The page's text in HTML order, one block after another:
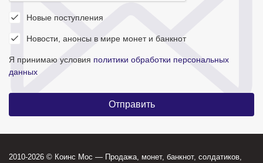
Новые поступления
Новости, анонсы в мире монет и банкнот
Я принимаю условия политики обработки персональных
данных
2010-2026 © Коинс Мос — Продажа, монет, банкнот, солдатиков,